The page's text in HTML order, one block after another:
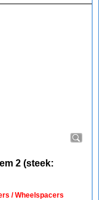
2 (steek:
/ Wheelspacers